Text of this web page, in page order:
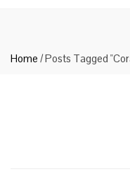
Home /Posts Tagged